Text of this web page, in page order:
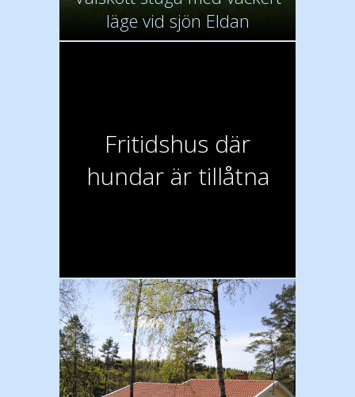
läge vid sjön Eldan
Fritidshus där
hundar är tillåtna